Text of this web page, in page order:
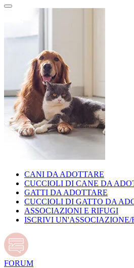
CANI DA ADOTTARE
CUCCIOLI DI CANE DA
GATTI DA ADOTTARE
CUCCIOLI DI GATTO DA
ASSOCIAZIONI E RIFUGI
ISCRIVI UN'ASSOCIAZIONE/
FORUM